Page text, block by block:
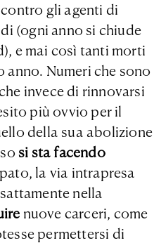
gli agenti di
(ogni anno si chiude
e mai così tanti morti
anno. Numeri che sono
invece di rinnovarsi
più ovvio per il
della sua abolizione
si sta facendo
la via intrapresa
nella
nuove carceri, come
permettersi di